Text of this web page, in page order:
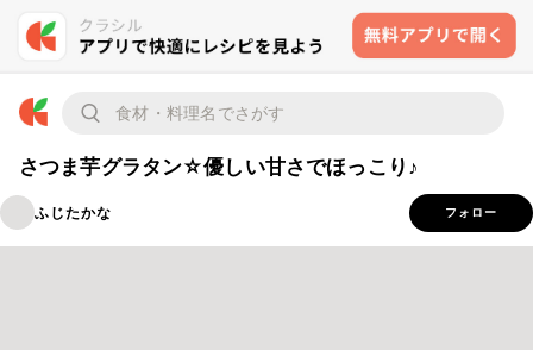
さつま芋グラタン☆優しい甘さでほっこり♪
ふじたかな フォロー